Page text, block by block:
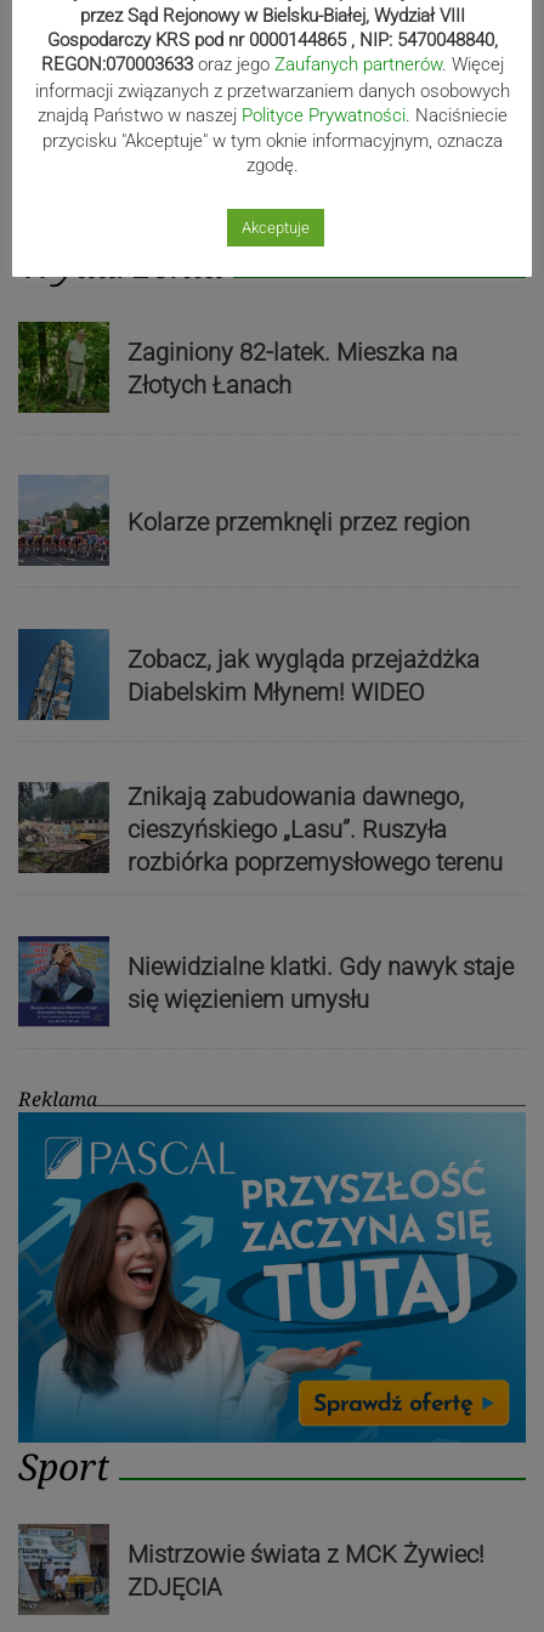
Wydarzenia
Zaginiony 82-latek. Mieszka na
Złotych Łanach
Kolarze przemknęli przez region
Zobacz, jak wygląda przejażdżka
Diabelskim Młynem! WIDEO
Znikają zabudowania dawnego,
cieszyńskiego „Lasu”. Ruszyła
rozbiórka poprzemysłowego terenu
Niewidzialne klatki. Gdy nawyk staje
się więzieniem umysłu
Reklama
Sport
Mistrzowie świata z MCK Żywiec!
ZDJĘCIA
przez Sąd Rejonowy w Bielsku-Białej, Wydział VIII
Gospodarczy KRS pod nr 0000144865 , NIP: 5470048840,
REGON:070003633 oraz jego Zaufanych partnerów. Więcej
informacji związanych z przetwarzaniem danych osobowych
znajdą Państwo w naszej Polityce Prywatności. Naciśniecie
przycisku "Akceptuje" w tym oknie informacyjnym, oznacza
zgodę.
Akceptuje